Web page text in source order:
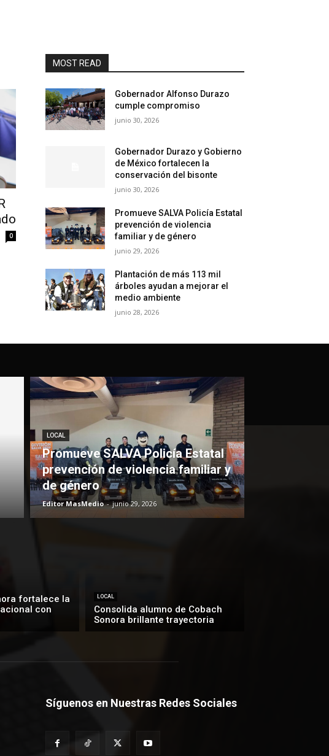
0
MOST READ
Gobernador Alfonso Durazo
cumple compromiso
junio 30, 2026
Gobernador Durazo y Gobierno
de México fortalecen la
conservación del bisonte
junio 30, 2026
Promueve SALVA Policía Estatal
prevención de violencia
familiar y de género
junio 29, 2026
Plantación de más 113 mil
árboles ayudan a mejorar el
medio ambiente
junio 28, 2026
LOCAL
Promueve SALVA Policía Estatal
prevención de violencia familiar y
de género
Editor MasMedio - junio 29, 2026
fortalece la
con
LOCAL
Consolida alumno de Cobach
Sonora brillante trayectoria
Síguenos en Nuestras Redes Sociales